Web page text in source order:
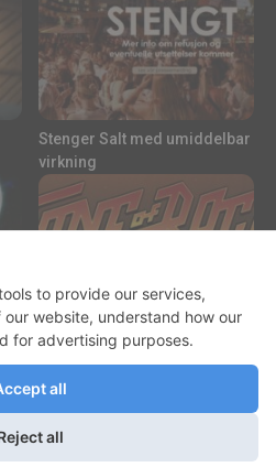
Stenger Salt med umiddelbar
virkning
Tons of Rock er på Lonely
Planets liste over de beste...